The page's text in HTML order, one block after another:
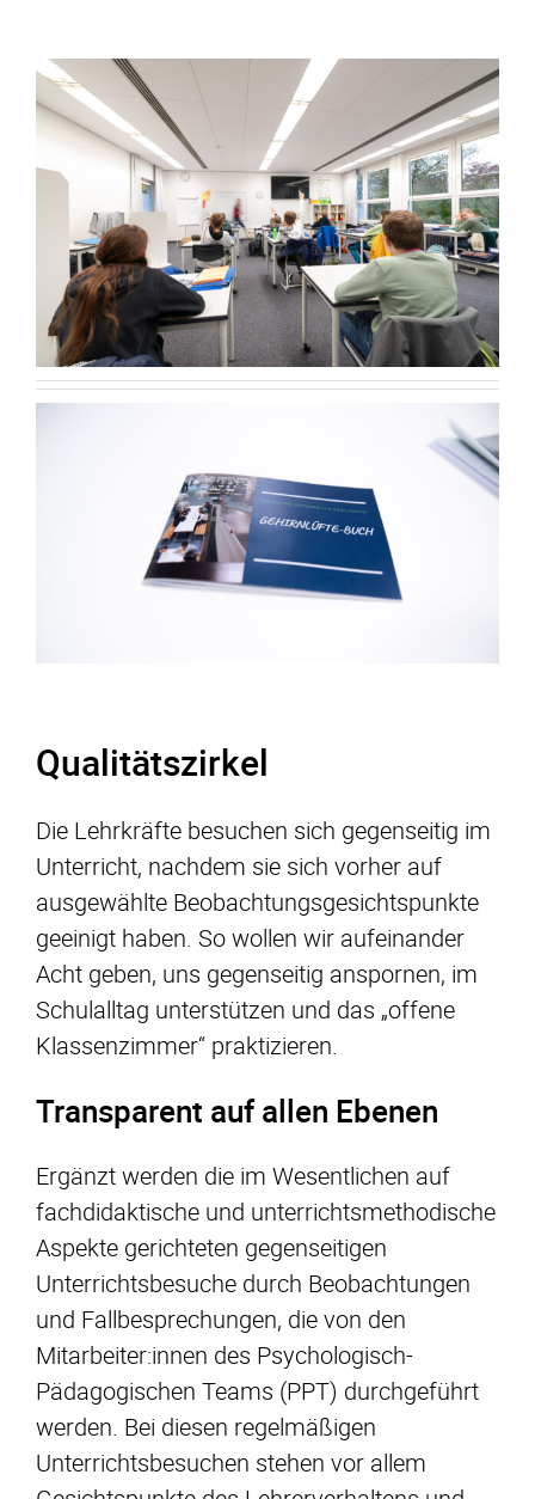
Qualitätszirkel
Die Lehrkräfte besuchen sich gegenseitig im
Unterricht, nachdem sie sich vorher auf
ausgewählte Beobachtungsgesichtspunkte
geeinigt haben. So wollen wir aufeinander
Acht geben, uns gegenseitig anspornen, im
Schulalltag unterstützen und das „offene
Klassenzimmer“ praktizieren.
Transparent auf allen Ebenen
Ergänzt werden die im Wesentlichen auf
fachdidaktische und unterrichtsmethodische
Aspekte gerichteten gegenseitigen
Unterrichtsbesuche durch Beobachtungen
und Fallbesprechungen, die von den
Mitarbeiter:innen des Psychologisch-
Pädagogischen Teams (PPT) durchgeführt
werden. Bei diesen regelmäßigen
Unterrichtsbesuchen stehen vor allem